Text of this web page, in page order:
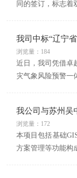
同的签订，标志
我司中标“辽宁
浏览量：184
近日，我司凭借卓
灾气象风险预警一
我公司与苏州吴
浏览量：172
本项目包括基础
方案管理等功能构